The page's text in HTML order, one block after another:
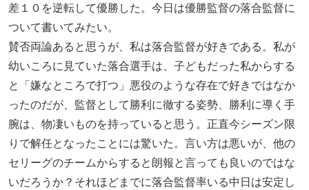
差１０を逆転して優勝した。今日は優勝監督の落合監督に
ついて書いてみたい。
賛否両論あると思うが、私は落合監督が好きである。私が
幼いころに見ていた落合選手は、子どもだった私からする
と「嫌なところで打つ」悪役のような存在で好きではなか
ったのだが、監督として勝利に徹する姿勢、勝利に導く手
腕は、物凄いものを持っていると思う。正直今シーズン限
りで解任となったことには驚いた。言い方は悪いが、他の
セリーグのチームからすると朗報と言っても良いのではな
いだろうか？それほどまでに落合監督率いる中日は安定し